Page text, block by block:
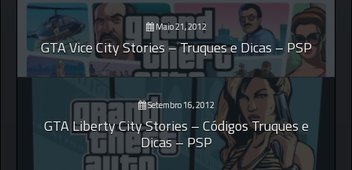
Maio 21, 2012
GTA Vice City Stories – Truques e Dicas – PSP
Setembro 16, 2012
GTA Liberty City Stories – Códigos Truques e
Dicas – PSP